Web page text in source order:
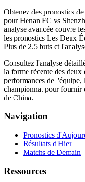
Obtenez des pronostics
pour Henan FC vs
analyse avancée couvre
les pronostics Les Deux
Plus de 2.5 buts et
Consultez l'analyse
la forme récente des
performances de l'équipe,
championnat pour fournir
de China.
Navigation
Pronostics
Résultats d'Hier
Matchs de Demain
Ressources